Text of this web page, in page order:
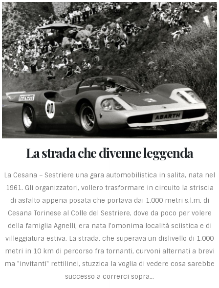
La strada che divenne leggenda
La Cesana – Sestriere una gara automobilistica in salita, nata nel
1961. Gli organizzatori, vollero trasformare in circuito la striscia
di asfalto appena posata che portava dai 1.000 metri s.l.m. di
Cesana Torinese al Colle del Sestriere, dove da poco per volere
della famiglia Agnelli, era nata l'omonima località sciistica e di
villeggiatura estiva. La strada, che superava un dislivello di 1.000
metri in 10 km di percorso fra tornanti, curvoni alternati a brevi
ma "invitanti" rettilinei, stuzzica la voglia di vedere cosa sarebbe
successo a correrci sopra…